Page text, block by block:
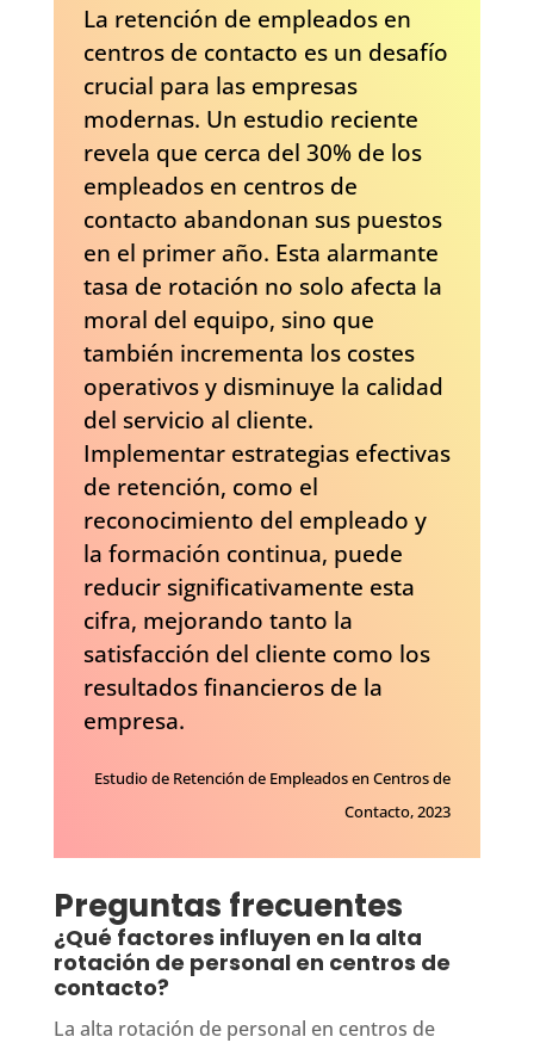
La retención de empleados en
centros de contacto es un desafío
crucial para las empresas
modernas. Un estudio reciente
revela que cerca del 30% de los
empleados en centros de
contacto abandonan sus puestos
en el primer año. Esta alarmante
tasa de rotación no solo afecta la
moral del equipo, sino que
también incrementa los costes
operativos y disminuye la calidad
del servicio al cliente.
Implementar estrategias efectivas
de retención, como el
reconocimiento del empleado y
la formación continua, puede
reducir significativamente esta
cifra, mejorando tanto la
satisfacción del cliente como los
resultados financieros de la
empresa.
Estudio de Retención de Empleados en Centros de
Contacto, 2023
Preguntas frecuentes
¿Qué factores influyen en la alta
rotación de personal en centros de
contacto?
La alta rotación de personal en centros de